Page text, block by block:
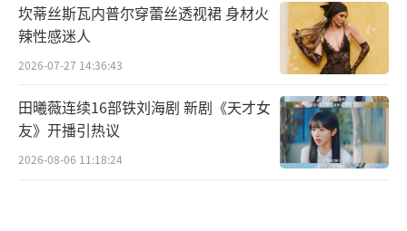
坎蒂丝斯瓦内普尔穿蕾丝透视裙 身材火
辣性感迷人
2026-07-27 14:36:43
田曦薇连续16部铁刘海剧 新剧《天才女
友》开播引热议
2026-08-06 11:18:24